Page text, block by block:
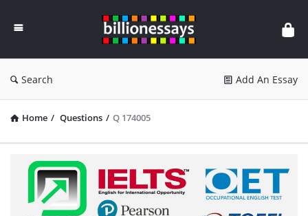
Essays
Search Add An Essay
Home / Questions / Q 174005